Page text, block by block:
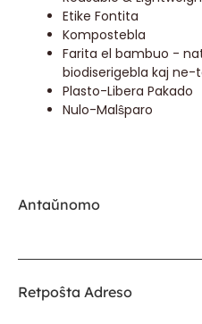
Etike Fontita
Kompostebla
Farita el bambuo -
biodiserigebla kaj ne-
Plasto-Libera Pakado
Nulo-Malŝparo
Antaŭnomo
Retpoŝta Adreso